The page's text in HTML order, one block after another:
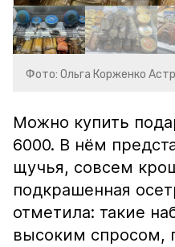
Фото: Ольга Корженко
Можно купить
6000. В нём
щучья, совсем
подкрашенная
отметила: такие
высоким спросом,